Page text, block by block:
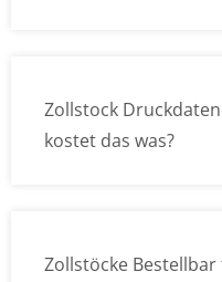
Zollstock
kostet das was?
Zollstöcke